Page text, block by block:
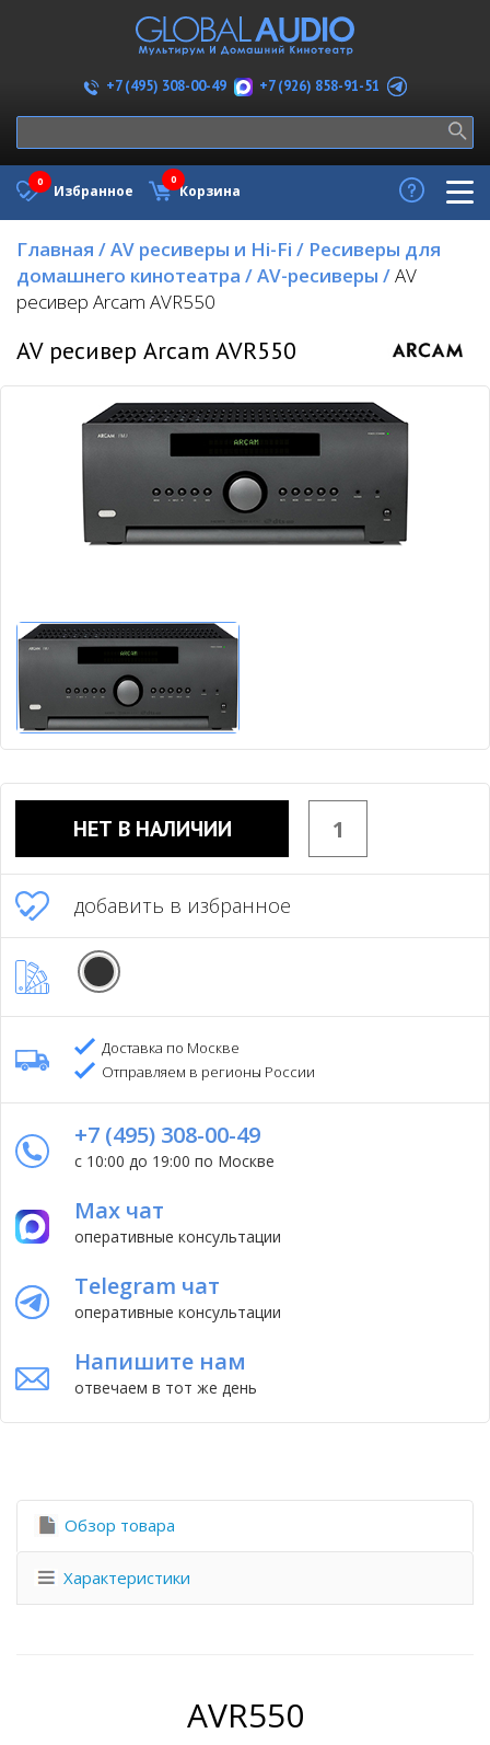
+7 (495) 308-00-49 +7 (926) 858-91-51
Избранное
0
Корзина
0
Главная /AV ресиверы и Hi-Fi / Ресиверы для
домашнего кинотеатра /AV-ресиверы /AV
ресивер Arcam AVR550
AV ресивер Arcam AVR550
НЕТ В НАЛИЧИИ
добавить в избранное
Доставка по Москве
Отправляем в регионы России
+7 (495) 308-00-49
с 10:00 до 19:00 по Москве
Max чат
оперативные консультации
Telegram чат
оперативные консультации
Напишите нам
отвечаем в тот же день
Обзор товара
Характеристики
AVR550